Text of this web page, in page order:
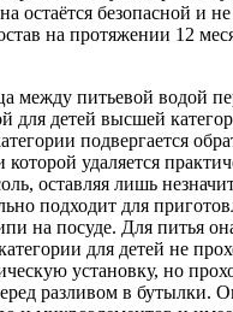
остаётся безопасной и
на протяжении 12
между питьевой водой
для детей высшей
подвергается
которой удаляется
оставляя лишь
подходит для
на посуде. Для питья
для детей не
установку, но
разливом в бутылки.